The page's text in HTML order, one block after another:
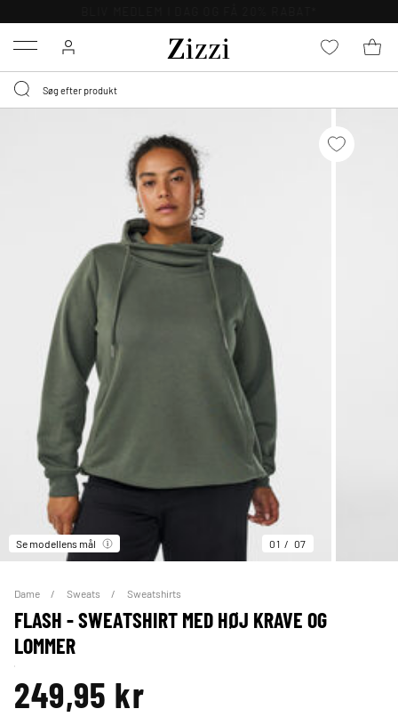
Menu
Se modellens mål 01 07
Dame Sweats Sweatshirts
FLASH - SWEATSHIRT MED HØJ KRAVE OG
LOMMER
249,95 kr